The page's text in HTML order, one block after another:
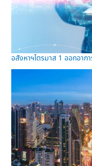
อสังหาฯไตรมาส 1 ออกอาก